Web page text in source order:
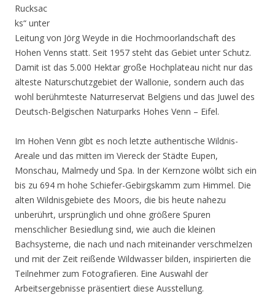
Rucksac
ks“ unter
Leitung von Jörg Weyde in die Hochmoorlandschaft des
Hohen Venns statt. Seit 1957 steht das Gebiet unter Schutz.
Damit ist das 5.000 Hektar große Hochplateau nicht nur das
älteste Naturschutzgebiet der Wallonie, sondern auch das
wohl berühmteste Naturreservat Belgiens und das Juwel des
Deutsch-Belgischen Naturparks Hohes Venn – Eifel.
Im Hohen Venn gibt es noch letzte authentische Wildnis-
Areale und das mitten im Viereck der Städte Eupen,
Monschau, Malmedy und Spa. In der Kernzone wölbt sich ein
bis zu 694 m hohe Schiefer-Gebirgskamm zum Himmel. Die
alten Wildnisgebiete des Moors, die bis heute nahezu
unberührt, ursprünglich und ohne größere Spuren
menschlicher Besiedlung sind, wie auch die kleinen
Bachsysteme, die nach und nach miteinander verschmelzen
und mit der Zeit reißende Wildwasser bilden, inspirierten die
Teilnehmer zum Fotografieren. Eine Auswahl der
Arbeitsergebnisse präsentiert diese Ausstellung.